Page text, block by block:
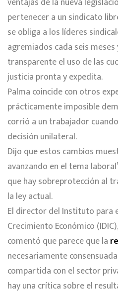
pertenecer a un sindicato
se obliga a los líderes
agremiados cada seis meses
transparente el uso de las
justicia pronta y expedita.
Palma coincide con otros
prácticamente imposible
corrió a un trabajador
decisión unilateral.
Dijo que estos cambios
avanzando en el tema
que hay sobreprotección al
la ley actual.
El director del Instituto para
Crecimiento Económico
comentó que parece que la
necesariamente
compartida con el sector
hay una crítica sobre el